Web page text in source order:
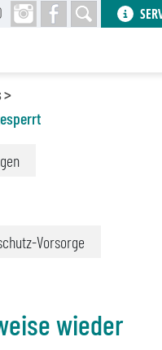
Vorsorge
wieder